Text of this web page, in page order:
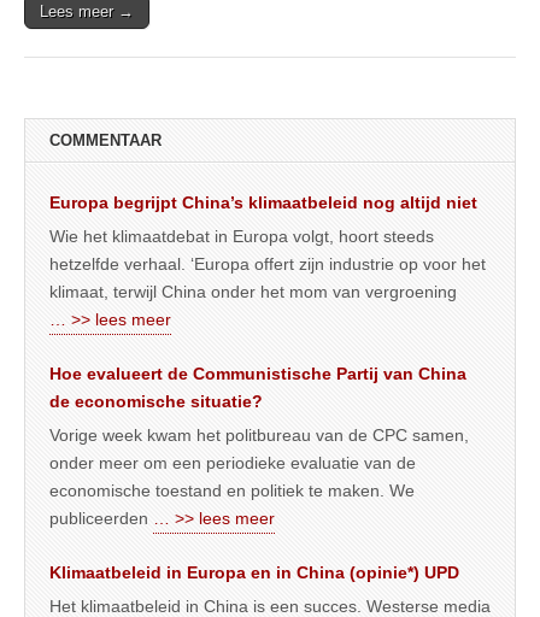
Lees meer →
COMMENTAAR
Europa begrijpt China’s klimaatbeleid nog altijd niet
Wie het klimaatdebat in Europa volgt, hoort steeds
hetzelfde verhaal. ‘Europa offert zijn industrie op voor het
klimaat, terwijl China onder het mom van vergroening
… >> lees meer
Hoe evalueert de Communistische Partij van China
de economische situatie?
Vorige week kwam het politbureau van de CPC samen,
onder meer om een periodieke evaluatie van de
economische toestand en politiek te maken. We
publiceerden
… >> lees meer
Klimaatbeleid in Europa en in China (opinie*) UPD
Het klimaatbeleid in China is een succes. Westerse media